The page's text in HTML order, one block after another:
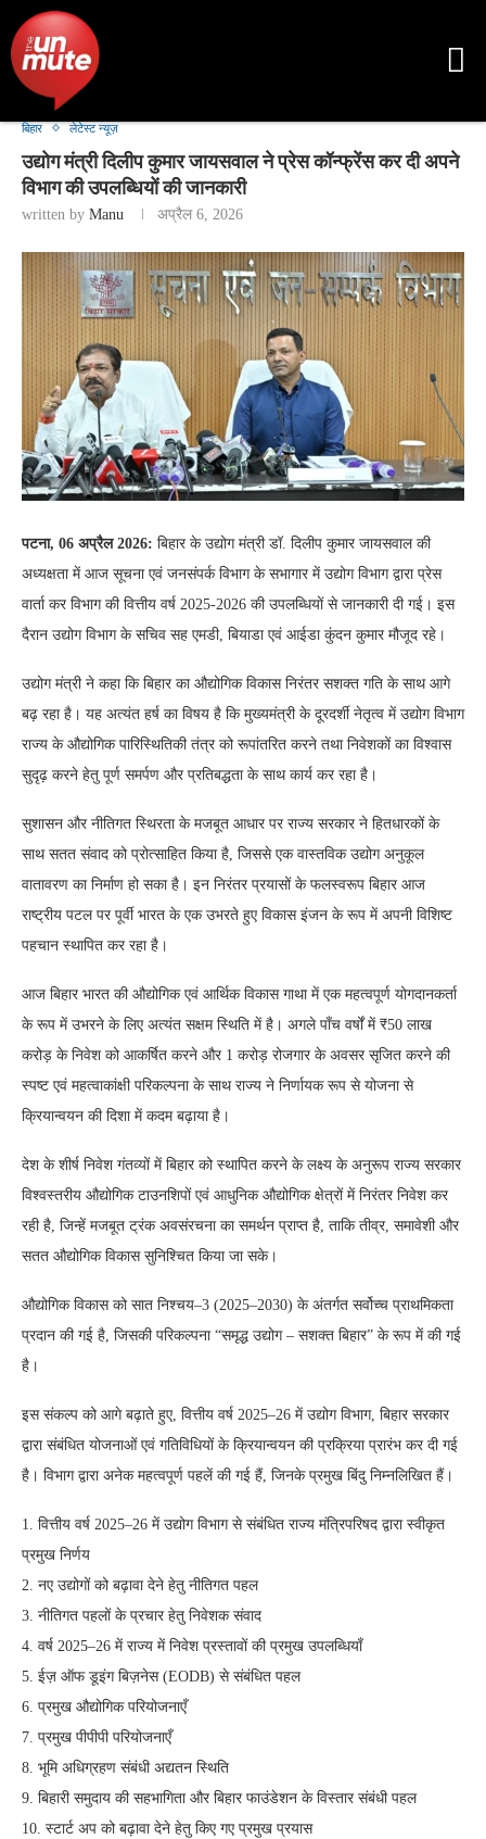
बिहार लेटेस्ट न्यूज़
उद्योग मंत्री दिलीप कुमार जायसवाल ने प्रेस कॉन्फ्रेंस कर दी अपने
विभाग की उपलब्धियों की जानकारी
written by Manu अप्रैल 6, 2026
पटना, 06 अप्रैल 2026: बिहार के उद्योग मंत्री डॉ. दिलीप कुमार जायसवाल की
अध्यक्षता में आज सूचना एवं जनसंपर्क विभाग के सभागार में उद्योग विभाग द्वारा प्रेस
वार्ता कर विभाग की वित्तीय वर्ष 2025-2026 की उपलब्धियों से जानकारी दी गई। इस
दैरान उद्योग विभाग के सचिव सह एमडी, बियाडा एवं आईडा कुंदन कुमार मौजूद रहे।
उद्योग मंत्री ने कहा कि बिहार का औद्योगिक विकास निरंतर सशक्त गति के साथ आगे
बढ़ रहा है। यह अत्यंत हर्ष का विषय है कि मुख्यमंत्री के दूरदर्शी नेतृत्व में उद्योग विभाग
राज्य के औद्योगिक पारिस्थितिकी तंत्र को रूपांतरित करने तथा निवेशकों का विश्वास
सुदृढ़ करने हेतु पूर्ण समर्पण और प्रतिबद्धता के साथ कार्य कर रहा है।
सुशासन और नीतिगत स्थिरता के मजबूत आधार पर राज्य सरकार ने हितधारकों के
साथ सतत संवाद को प्रोत्साहित किया है, जिससे एक वास्तविक उद्योग अनुकूल
वातावरण का निर्माण हो सका है। इन निरंतर प्रयासों के फलस्वरूप बिहार आज
राष्ट्रीय पटल पर पूर्वी भारत के एक उभरते हुए विकास इंजन के रूप में अपनी विशिष्ट
पहचान स्थापित कर रहा है।
आज बिहार भारत की औद्योगिक एवं आर्थिक विकास गाथा में एक महत्वपूर्ण योगदानकर्ता
के रूप में उभरने के लिए अत्यंत सक्षम स्थिति में है। अगले पाँच वर्षों में ₹50 लाख
करोड़ के निवेश को आकर्षित करने और 1 करोड़ रोजगार के अवसर सृजित करने की
स्पष्ट एवं महत्वाकांक्षी परिकल्पना के साथ राज्य ने निर्णायक रूप से योजना से
क्रियान्वयन की दिशा में कदम बढ़ाया है।
देश के शीर्ष निवेश गंतव्यों में बिहार को स्थापित करने के लक्ष्य के अनुरूप राज्य सरकार
विश्वस्तरीय औद्योगिक टाउनशिपों एवं आधुनिक औद्योगिक क्षेत्रों में निरंतर निवेश कर
रही है, जिन्हें मजबूत ट्रंक अवसंरचना का समर्थन प्राप्त है, ताकि तीव्र, समावेशी और
सतत औद्योगिक विकास सुनिश्चित किया जा सके।
औद्योगिक विकास को सात निश्चय–3 (2025–2030) के अंतर्गत सर्वोच्च प्राथमिकता
प्रदान की गई है, जिसकी परिकल्पना “समृद्ध उद्योग – सशक्त बिहार” के रूप में की गई
है।
इस संकल्प को आगे बढ़ाते हुए, वित्तीय वर्ष 2025–26 में उद्योग विभाग, बिहार सरकार
द्वारा संबंधित योजनाओं एवं गतिविधियों के क्रियान्वयन की प्रक्रिया प्रारंभ कर दी गई
है। विभाग द्वारा अनेक महत्वपूर्ण पहलें की गई हैं, जिनके प्रमुख बिंदु निम्नलिखित हैं।
1. वित्तीय वर्ष 2025–26 में उद्योग विभाग से संबंधित राज्य मंत्रिपरिषद द्वारा स्वीकृत
प्रमुख निर्णय
2. नए उद्योगों को बढ़ावा देने हेतु नीतिगत पहल
3. नीतिगत पहलों के प्रचार हेतु निवेशक संवाद
4. वर्ष 2025–26 में राज्य में निवेश प्रस्तावों की प्रमुख उपलब्धियाँ
5. ईज़ ऑफ डूइंग बिज़नेस (EODB) से संबंधित पहल
6. प्रमुख औद्योगिक परियोजनाएँ
7. प्रमुख पीपीपी परियोजनाएँ
8. भूमि अधिग्रहण संबंधी अद्यतन स्थिति
9. बिहारी समुदाय की सहभागिता और बिहार फाउंडेशन के विस्तार संबंधी पहल
10. स्टार्ट अप को बढ़ावा देने हेतु किए गए प्रमुख प्रयास